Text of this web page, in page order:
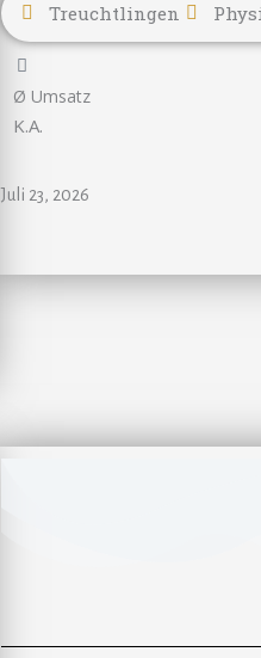
Treuchtlingen
Ø Umsatz
K.A.
Juli 23, 2026